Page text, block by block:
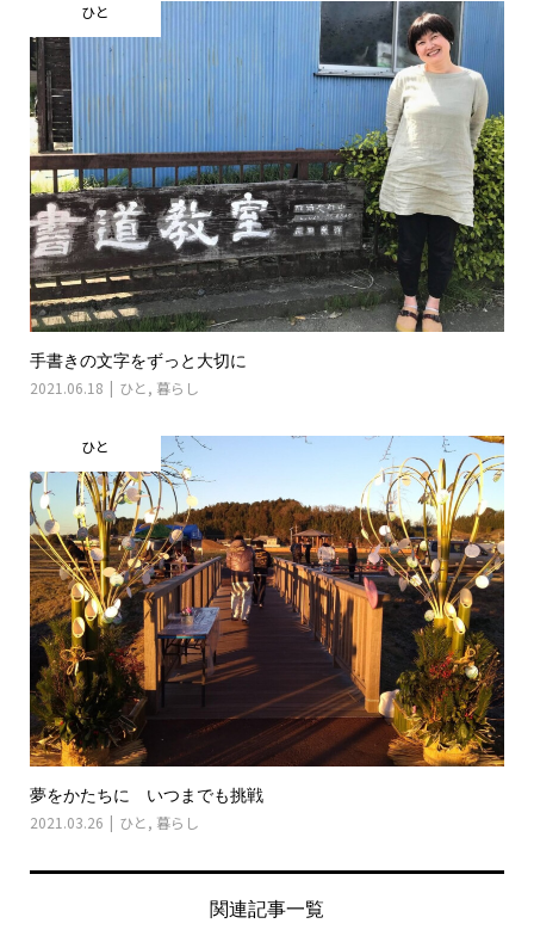
ひと
手書きの文字をずっと大切に
2021.06.18 ひと , 暮らし
ひと
夢をかたちに いつまでも挑戦
2021.03.26 ひと , 暮らし
関連記事一覧